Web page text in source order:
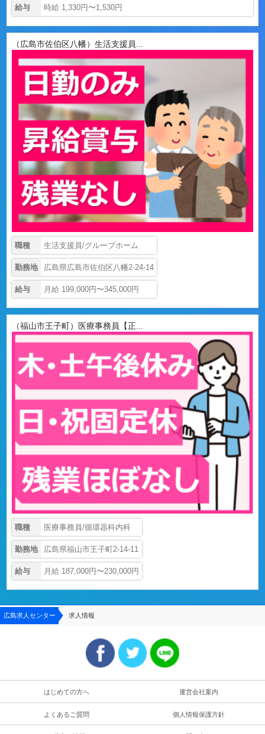
給与 時給 1,330円〜1,530円
（広島市佐伯区八幡）生活支援員...
職種 生活支援員/グループホーム
勤務地 広島県広島市佐伯区八幡2-24-14
給与 月給 199,000円〜345,000円
（福山市王子町）医療事務員【正...
職種 医療事務員/循環器科内科
勤務地 広島県福山市王子町2-14-11
給与 月給 187,000円〜230,000円
広島求人センター 求人情報
はじめての方へ 運営会社案内
よくあるご質問 個人情報保護方針